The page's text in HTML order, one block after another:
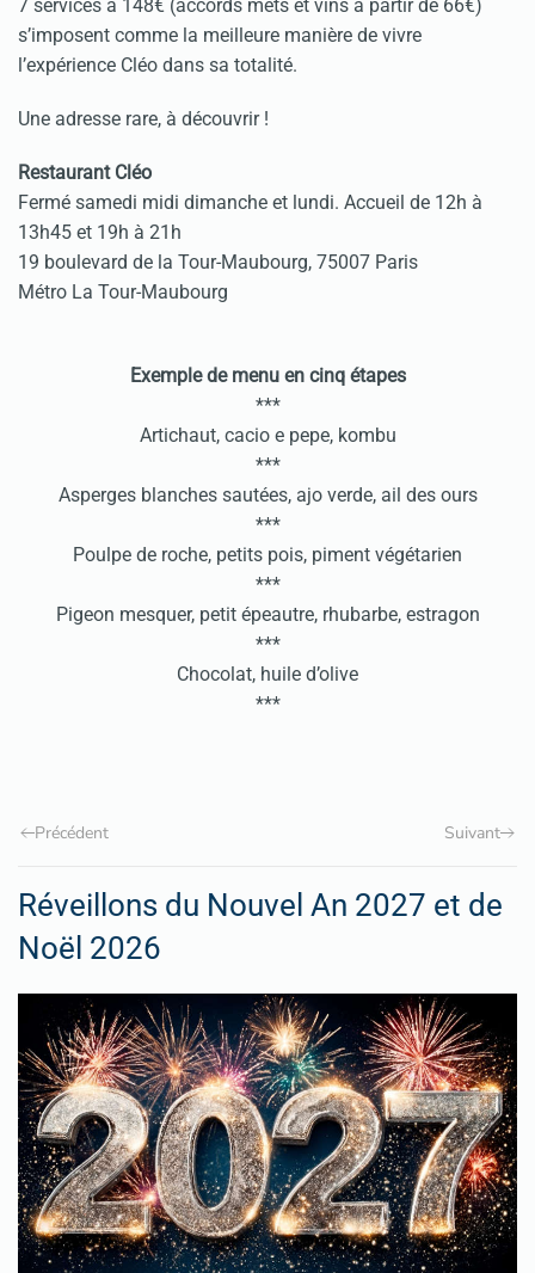
7 services à 148€ (accords mets et vins à partir de 66€)
s’imposent comme la meilleure manière de vivre
l’expérience Cléo dans sa totalité.
Une adresse rare, à découvrir !
Restaurant Cléo
Fermé samedi midi dimanche et lundi. Accueil de 12h à
13h45 et 19h à 21h
19 boulevard de la Tour-Maubourg, 75007 Paris
Métro La Tour-Maubourg
Exemple de menu en cinq étapes
***
Artichaut, cacio e pepe, kombu
***
Asperges blanches sautées, ajo verde, ail des ours
***
Poulpe de roche, petits pois, piment végétarien
***
Pigeon mesquer, petit épeautre, rhubarbe, estragon
***
Chocolat, huile d’olive
***
Précédent Suivant
Réveillons du Nouvel An 2027 et de
Noël 2026